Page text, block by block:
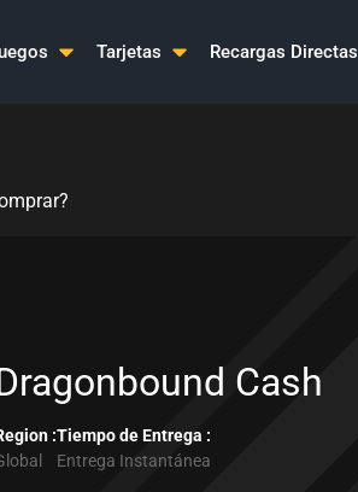
Tarjetas Recargas Directas
Cash
:Tiempo de Entrega :
Entrega Instantánea